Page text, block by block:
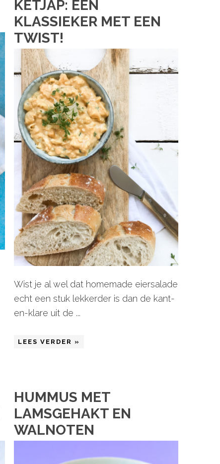
KETJAP: EEN
KLASSIEKER MET EEN
TWIST!
Wist je al wel dat homemade eiersalade
echt een stuk lekkerder is dan de kant-
en-klare uit de ...
LEES VERDER »
HUMMUS MET
LAMSGEHAKT EN
WALNOTEN